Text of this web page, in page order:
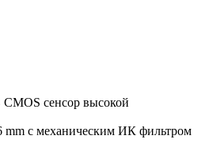
сенсор высокой
с механическим ИК фильтром